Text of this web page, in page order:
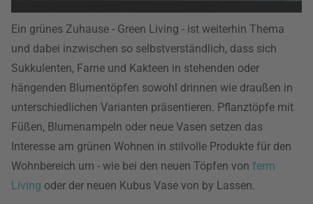
Ein grünes Zuhause - Green Living - ist weiterhin Thema
und dabei inzwischen so selbstverständlich, dass sich
Sukkulenten, Farne und Kakteen in stehenden oder
hängenden Blumentöpfen sowohl drinnen wie draußen in
unterschiedlichen Varianten präsentieren. Pflanztöpfe mit
Füßen, Blumenampeln oder neue Vasen setzen das
Interesse am grünen Wohnen in stilvolle Produkte für den
Wohnbereich um - wie bei den neuen Töpfen von ferm
Living oder der neuen Kubus Vase von by Lassen.